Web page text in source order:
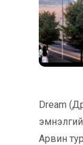
Dream
Арвин